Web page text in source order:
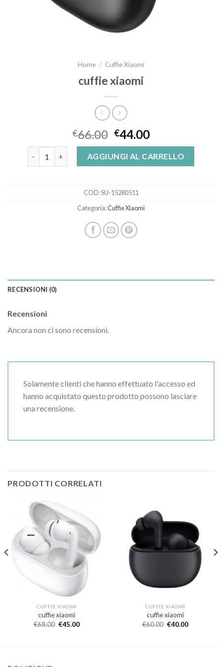
Home / Cuffie Xiaomi
cuffie xiaomi
€66.00 €44.00
cuffie xiaomi quantitàAGGIUNGI AL CARRELLO
COD:SU-15280511
Categoria:Cuffie Xiaomi
RECENSIONI (0)
Recensioni
Ancora non ci sono recensioni.
Solamente clienti che hanno effettuato l'accesso ed
hanno acquistato questo prodotto possono lasciare
una recensione.
PRODOTTI CORRELATI
CUFFIE XIAOMI
cuffie xiaomi
€68.00 €45.00
CUFFIE XIAOMI
cuffie xiaomi
€60.00 €40.00